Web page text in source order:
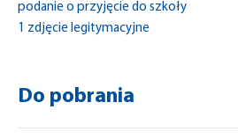
podanie o przyjęcie do szkoły
1 zdjęcie legitymacyjne
Do pobrania